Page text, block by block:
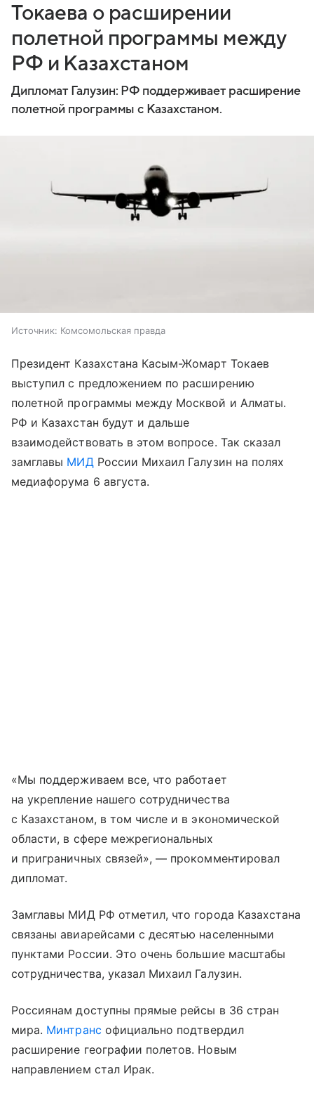
Токаева о расширении
полетной программы между
РФ и Казахстаном
Дипломат Галузин: РФ поддерживает расширение
полетной программы с Казахстаном.
Источник: Комсомольская правда
Президент Казахстана Касым-Жомарт Токаев
выступил с предложением по расширению
полетной программы между Москвой и Алматы.
РФ и Казахстан будут и дальше
взаимодействовать в этом вопросе. Так сказал
замглавы МИДРоссии Михаил Галузин на полях
медиафорума 6 августа.
«Мы поддерживаем все, что работает
на укрепление нашего сотрудничества
с Казахстаном, в том числе и в экономической
области, в сфере межрегиональных
и приграничных связей», — прокомментировал
дипломат.
Замглавы МИД РФ отметил, что города Казахстана
связаны авиарейсами с десятью населенными
пунктами России. Это очень большие масштабы
сотрудничества, указал Михаил Галузин.
Россиянам доступны прямые рейсы в 36 стран
мира. Минтранс официально подтвердил
расширение географии полетов. Новым
направлением стал Ирак.